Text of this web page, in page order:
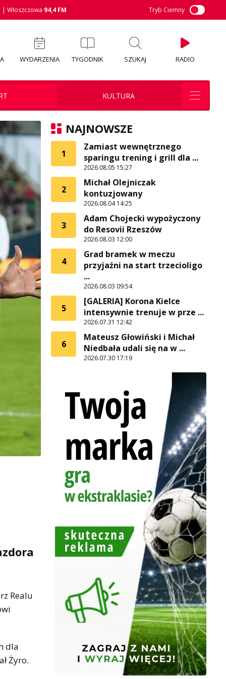
| Włoszczowa 94,4 FM Tryb Ciemny
WYDARZENIA TYGODNIK SZUKAJ RADIO
KULTURA
Realu
dla
Żyro.
NAJNOWSZE
1
Zamiast wewnętrznego
sparingu trening i grill dla ...
2026.08.05 15:27
2
Michał Olejniczak
kontuzjowany
2026.08.04 14:25
3
Adam Chojecki wypożyczony
do Resovii Rzeszów
2026.08.03 12:00
4
Grad bramek w meczu
przyjaźni na start trzecioligo
...
2026.08.03 09:54
5
[GALERIA] Korona Kielce
intensywnie trenuje w prze ...
2026.07.31 12:42
6
Mateusz Głowiński i Michał
Niedbała udali się na w ...
2026.07.30 17:19